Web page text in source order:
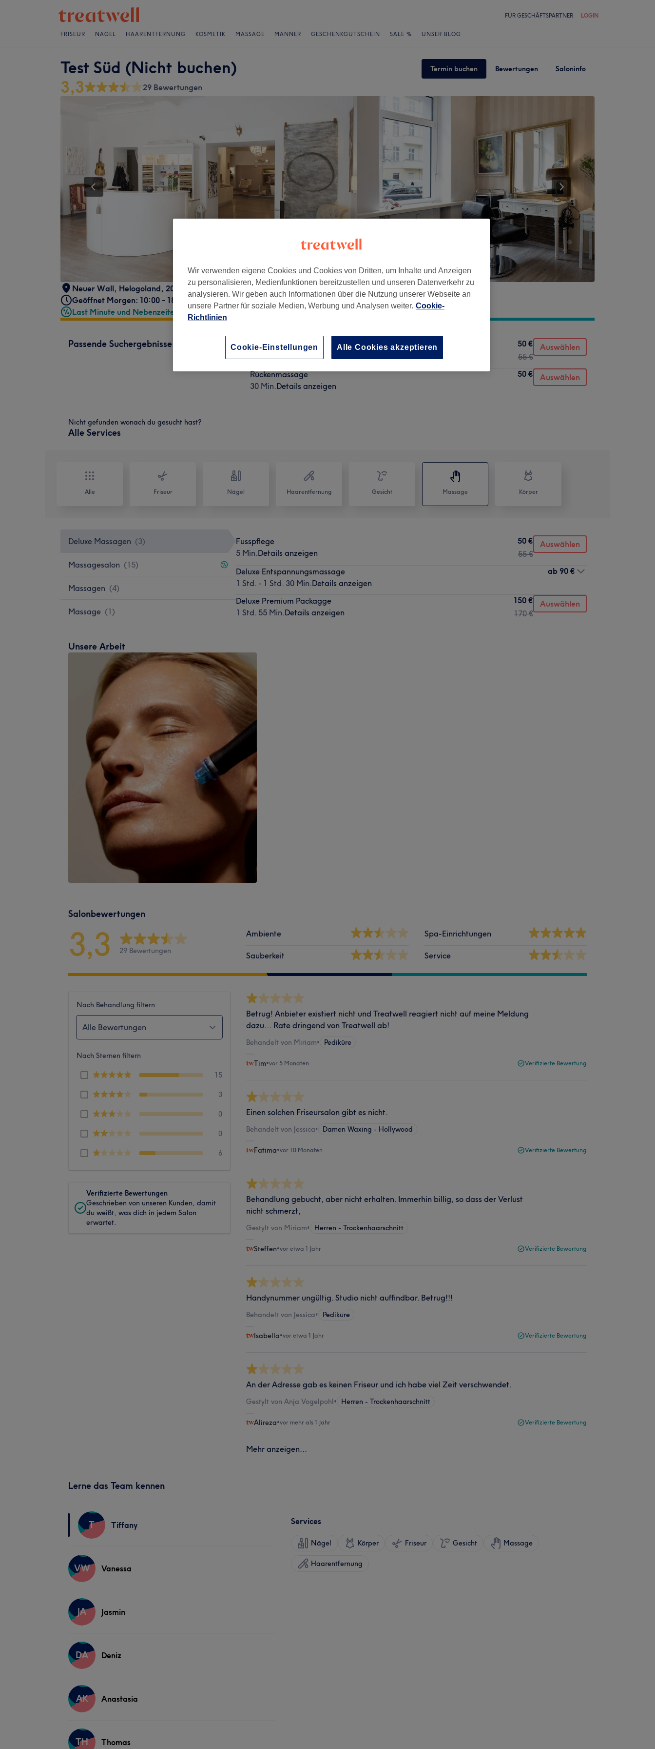
FÜR GESCHÄFTSPARTNER LOGIN
FRISEUR NÄGEL HAARENTFERNUNG KOSMETIK MASSAGE MÄNNER GESCHENKGUTSCHEIN SALE % UNSER BLOG
Test Süd (Nicht buchen) Termin buchen Bewertungen Saloninfo
3,3 29 Bewertungen
Neuer Wall, Helogoland, 20354
Geöffnet Morgen: 10:00 - 18:00
Last Minute und Nebenzeiten
Passende Suchergebnisse
Fusspflege
50 €
55 €
Auswählen
Rückenmassage
30 Min.Details anzeigen
50 € Auswählen
Nicht gefunden wonach du gesucht hast?
Alle Services
Alle Friseur Nägel Haarentfernung Gesicht Massage Körper
Deluxe Massagen (3)
Massagesalon (15)
Massagen (4)
Massage (1)
Fusspflege
5 Min.Details anzeigen
50 €
55 €
Auswählen
Deluxe Entspannungsmassage
1 Std. - 1 Std. 30 Min.Details anzeigen
ab 90 €
Deluxe Premium Packagge
1 Std. 55 Min.Details anzeigen
150 €
170 €
Auswählen
Unsere Arbeit
Salonbewertungen
3,3 29 Bewertungen
Ambiente
Sauberkeit
Spa-Einrichtungen
Service
Nach Behandlung filtern
Alle Bewertungen
Nach Sternen filtern
15
3
0
0
6
Verifizierte Bewertungen
Geschrieben von unseren Kunden, damit
du weißt, was dich in jedem Salon
erwartet.
Betrug! Anbieter existiert nicht und Treatwell reagiert nicht auf meine Meldung
dazu… Rate dringend von Treatwell ab!
Behandelt von Miriam• Pediküre
Tim•vor 5 Monaten Verifizierte Bewertung
Einen solchen Friseursalon gibt es nicht.
Behandelt von Jessica• Damen Waxing - Hollywood
Fatima•vor 10 Monaten Verifizierte Bewertung
Behandlung gebucht, aber nicht erhalten. Immerhin billig, so dass der Verlust
nicht schmerzt,
Gestylt von Miriam• Herren - Trockenhaarschnitt
Steffen•vor etwa 1 Jahr Verifizierte Bewertung
Handynummer ungültig. Studio nicht auffindbar. Betrug!!!
Behandelt von Jessica• Pediküre
Isabella•vor etwa 1 Jahr Verifizierte Bewertung
An der Adresse gab es keinen Friseur und ich habe viel Zeit verschwendet.
Gestylt von Anja Vogelpohl• Herren - Trockenhaarschnitt
Alireza•vor mehr als 1 Jahr Verifizierte Bewertung
Mehr anzeigen...
Lerne das Team kennen
T Tiffany
VW Vanessa
JA Jasmin
DA Deniz
AK Anastasia
TH Thomas
Services
Nägel Körper Friseur Gesicht Massage
Haarentfernung
Wir verwenden eigene Cookies und Cookies von Dritten, um Inhalte und Anzeigen
zu personalisieren, Medienfunktionen bereitzustellen und unseren Datenverkehr zu
analysieren. Wir geben auch Informationen über die Nutzung unserer Webseite an
unsere Partner für soziale Medien, Werbung und Analysen weiter. Cookie-
Richtlinien
Cookie-Einstellungen Alle Cookies akzeptieren